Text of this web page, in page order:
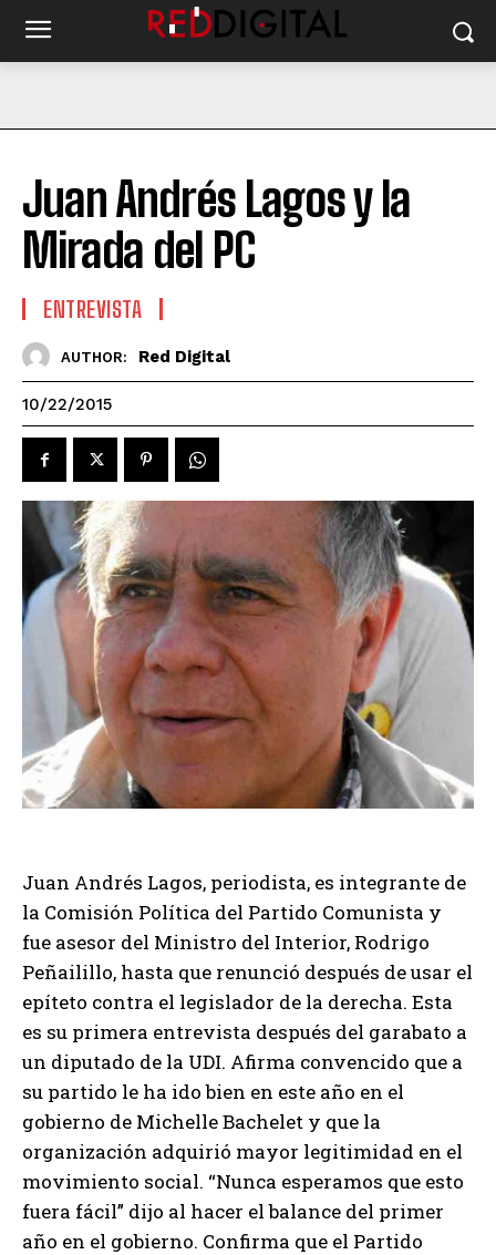
Juan Andrés Lagos y la
Mirada del PC
ENTREVISTA
AUTHOR: Red Digital
10/22/2015
Juan Andrés Lagos, periodista, es integrante de
la Comisión Política del Partido Comunista y
fue asesor del Ministro del Interior, Rodrigo
Peñailillo, hasta que renunció después de usar el
epíteto contra el legislador de la derecha. Esta
es su primera entrevista después del garabato a
un diputado de la UDI. Afirma convencido que a
su partido le ha ido bien en este año en el
gobierno de Michelle Bachelet y que la
organización adquirió mayor legitimidad en el
movimiento social. “Nunca esperamos que esto
fuera fácil” dijo al hacer el balance del primer
año en el gobierno. Confirma que el Partido